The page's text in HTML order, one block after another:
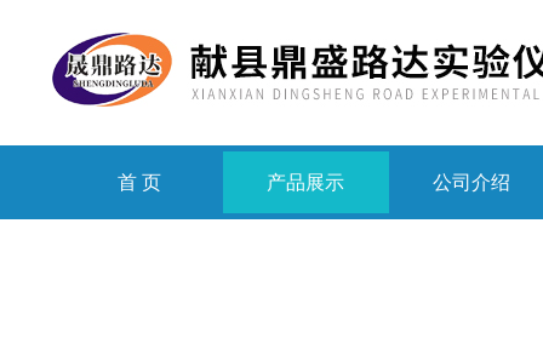
首 页 产品展示 公司介绍